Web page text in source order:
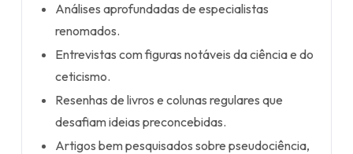
Análises aprofundadas de especialistas
renomados.
Entrevistas com figuras notáveis da ciência e do
ceticismo.
Resenhas de livros e colunas regulares que
desafiam ideias preconcebidas.
Artigos bem pesquisados sobre pseudociência,